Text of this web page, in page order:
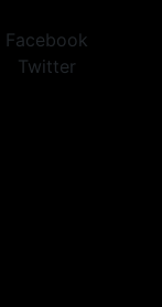
Facebook
Twitter